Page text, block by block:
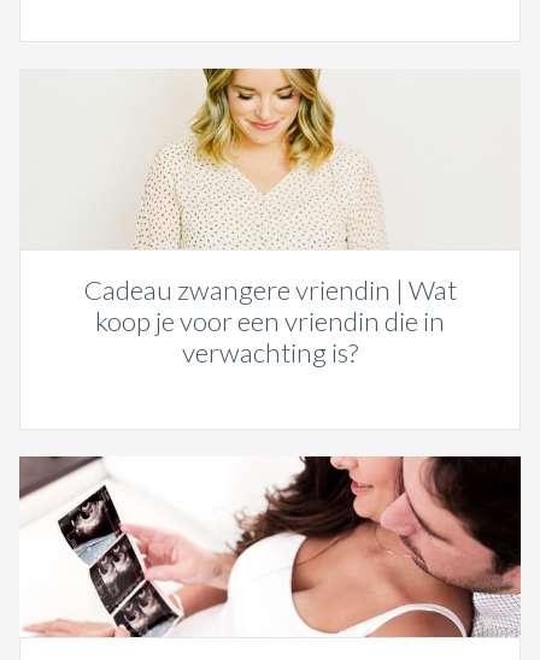
Cadeau zwangere vriendin | Wat
koop je voor een vriendin die in
verwachting is?